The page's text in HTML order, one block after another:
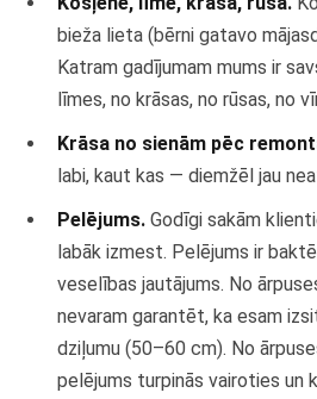
bieža lieta (bērni gatavo
Katram gadījumam mums ir
līmes, no krāsas, no rūsas, no
Krāsa no sienām pēc
labi, kaut kas — diemžēl jau
Pelējums. Godīgi sakām
labāk izmest. Pelējums ir
veselības jautājums. No
nevaram garantēt, ka esam
dziļumu (50–60 cm). No
pelējums turpinās vairoties un